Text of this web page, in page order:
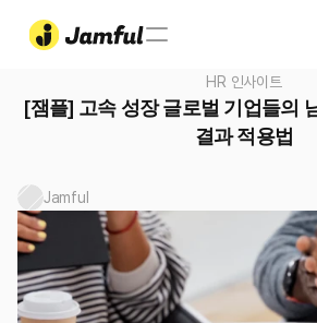
HR 인사이트
[잼플] 고속 성장 글로벌 기업들의
결과 적용법
Jamful